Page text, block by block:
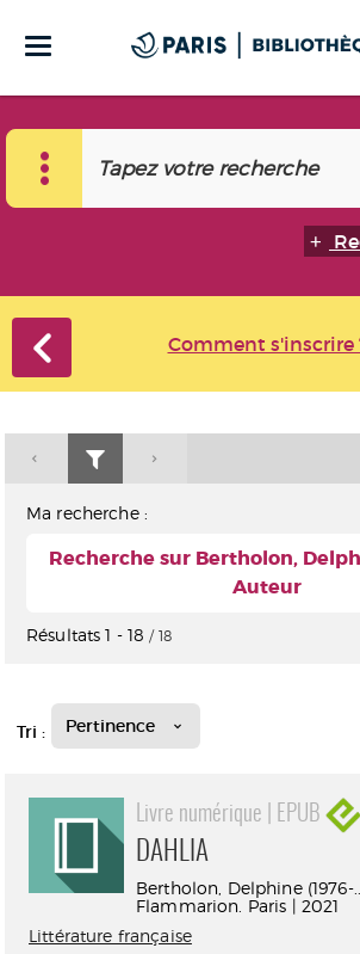
Comment s'inscrire
Ma recherche :
Recherche sur Bertholon,
Auteur
Résultats1 - 18 / 18
Tri : Pertinence
Livre numérique | EPUB
DAHLIA
Bertholon, Delphine (1976-
Flammarion. Paris | 2021
Littérature française